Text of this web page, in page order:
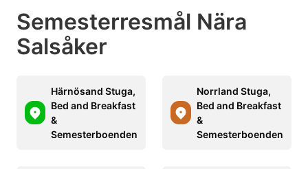
Semesterresmål Nära
Salsåker
Härnösand Stuga,
Bed and Breakfast
&
Semesterboenden
Norrland Stuga,
Bed and Breakfast
&
Semesterboenden